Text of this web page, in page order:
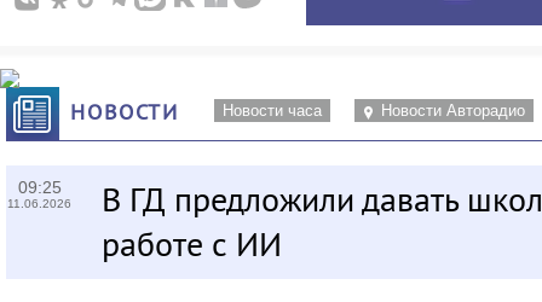
НОВОСТИ Новости часа Новости Авторадио
09:25
11.06.2026
В ГД предложили давать
работе с ИИ